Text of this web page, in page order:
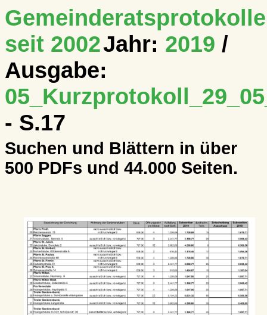
Gemeinderatsprotokolle
seit 2002Jahr: 2019 /
Ausgabe:
- S.17
Suchen und Blättern in über
500 PDFs und 44.000 Seiten.